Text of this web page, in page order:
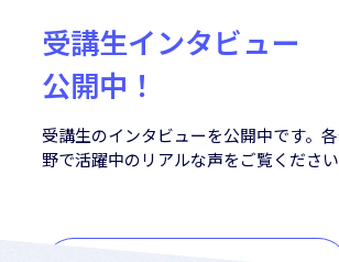
受講生インタビュー
公開中！
受講生のインタビューを公開中です。
野で活躍中のリアルな声をご覧ください